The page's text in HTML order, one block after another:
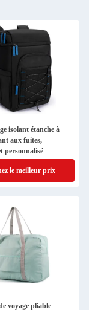
isolant étanche à
aux fuites,
personnalisé
le meilleur prix
voyage pliable